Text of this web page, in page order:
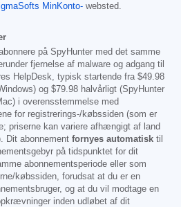
MinKonto- websted.
på SpyHunter med det samme
fjernelse af malware og adgang til
HelpDesk, typisk startende fra $49.98
og $79.98 halvårligt (SpyHunter
i overensstemmelse med
for registrerings-/købssiden (som er
priserne kan variere afhængigt af land
Dit abonnement fornyes automatisk til
på tidspunktet for dit
abonnementsperiode eller som
købssiden, forudsat at du er en
og at du vil modtage en
inden udløbet af dit